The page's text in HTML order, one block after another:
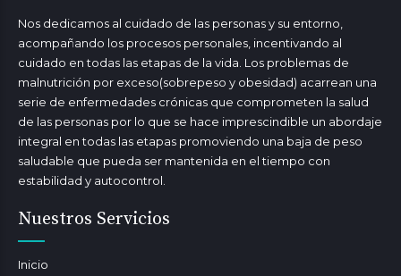
Nos dedicamos al cuidado de las personas y su entorno,
acompañando los procesos personales, incentivando al
cuidado en todas las etapas de la vida. Los problemas de
malnutrición por exceso(sobrepeso y obesidad) acarrean una
serie de enfermedades crónicas que comprometen la salud
de las personas por lo que se hace imprescindible un abordaje
integral en todas las etapas promoviendo una baja de peso
saludable que pueda ser mantenida en el tiempo con
estabilidad y autocontrol.
Nuestros Servicios
Inicio